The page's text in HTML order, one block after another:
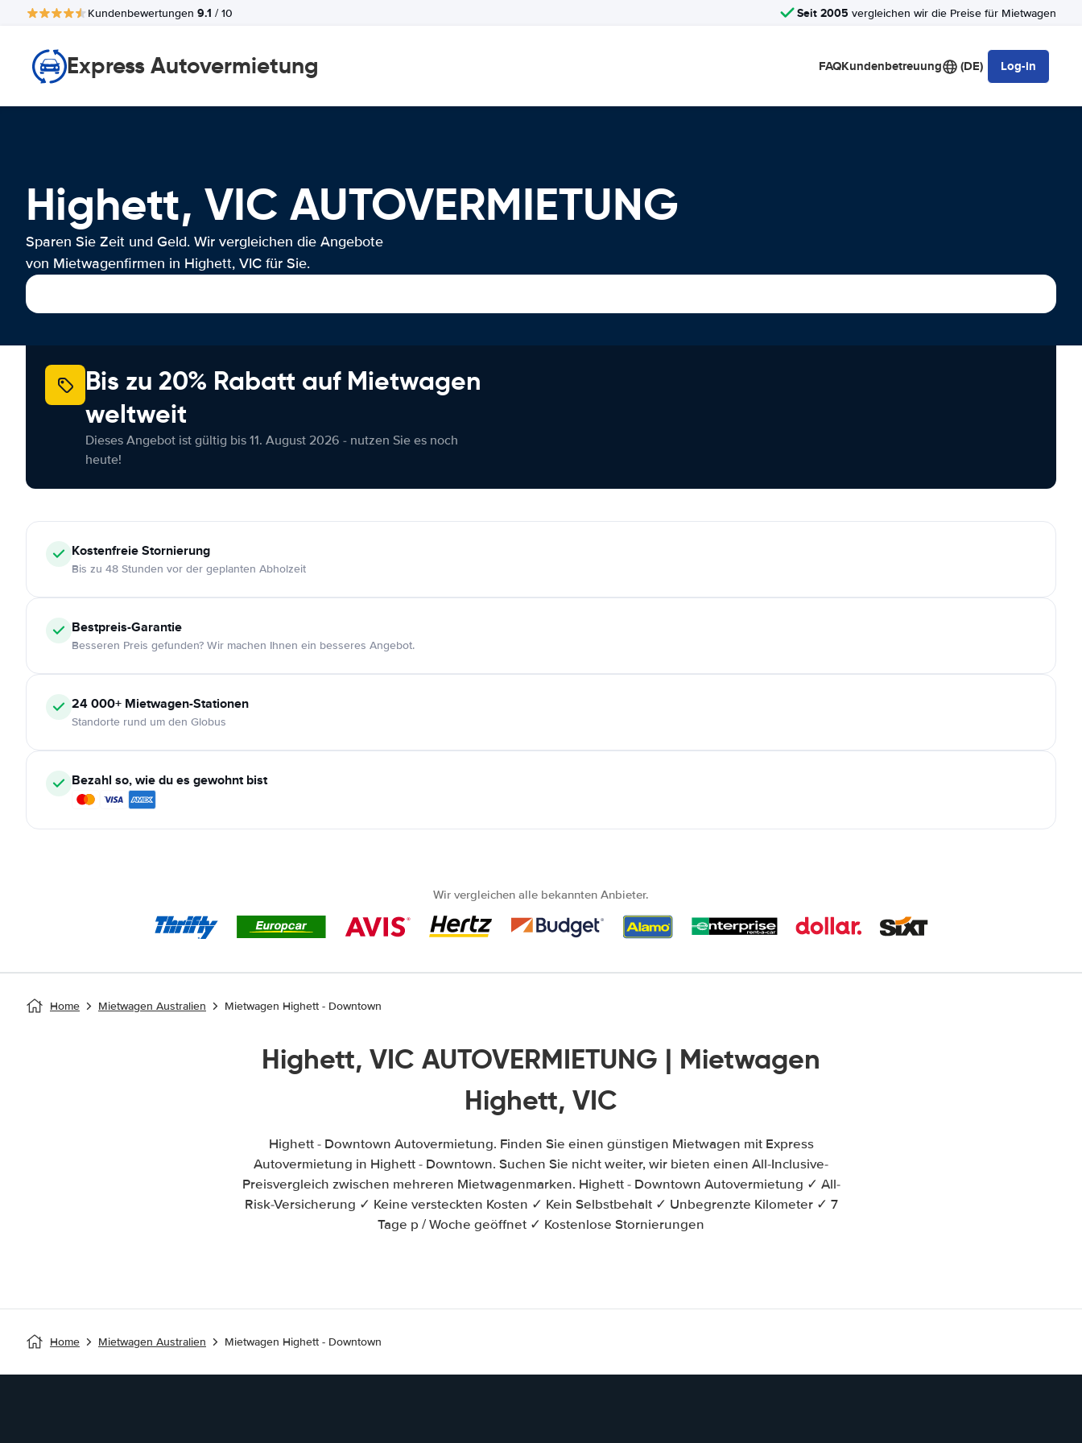
Kundenbewertungen 9.1 / 10 Seit 2005 vergleichen wir die Preise für Mietwagen
Express Autovermietung FAQKundenbetreuung (DE) Log-in
Highett, VIC AUTOVERMIETUNG
Sparen Sie Zeit und Geld. Wir vergleichen die Angebote
von Mietwagenfirmen in Highett, VIC für Sie.
Bis zu 20% Rabatt auf Mietwagen
weltweit
Dieses Angebot ist gültig bis 11. August 2026 - nutzen Sie es noch
heute!
KostenfreieStornierung
Bis zu 48 Stunden vor der geplanten Abholzeit
Bestpreis-Garantie
Besseren Preis gefunden? Wir machen Ihnen ein besseres Angebot.
24 000+ Mietwagen-Stationen
Standorte rund um den Globus
Bezahl so, wie du es gewohnt bist
Wir vergleichen alle bekannten Anbieter.
Home Mietwagen Australien Mietwagen Highett - Downtown
Highett, VIC AUTOVERMIETUNG | Mietwagen
Highett, VIC
Highett - Downtown Autovermietung. Finden Sie einen günstigen Mietwagen mit Express
Autovermietung in Highett - Downtown. Suchen Sie nicht weiter, wir bieten einen All-Inclusive-
Preisvergleich zwischen mehreren Mietwagenmarken. Highett - Downtown Autovermietung ✓ All-
Risk-Versicherung ✓ Keine versteckten Kosten ✓ Kein Selbstbehalt ✓ Unbegrenzte Kilometer ✓ 7
Tage p / Woche geöffnet ✓ Kostenlose Stornierungen
Home Mietwagen Australien Mietwagen Highett - Downtown